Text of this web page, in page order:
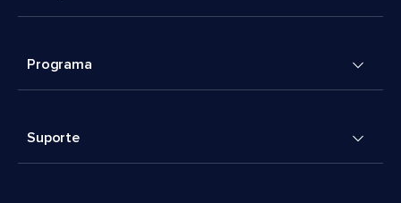
Programa
Suporte